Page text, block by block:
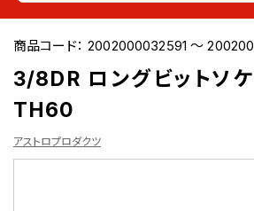
商品コード：2002000032591 ～
3/8DR ロングビットソ
TH60
アストロプロダクツ